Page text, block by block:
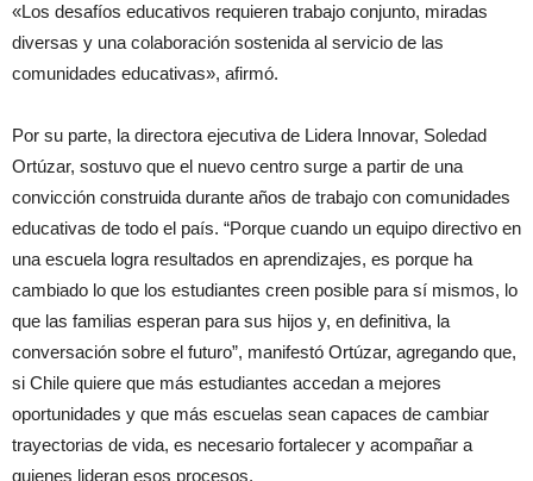
«Los desafíos educativos requieren trabajo conjunto, miradas
diversas y una colaboración sostenida al servicio de las
comunidades educativas», afirmó.
Por su parte, la directora ejecutiva de Lidera Innovar, Soledad
Ortúzar, sostuvo que el nuevo centro surge a partir de una
convicción construida durante años de trabajo con comunidades
educativas de todo el país. “Porque cuando un equipo directivo en
una escuela logra resultados en aprendizajes, es porque ha
cambiado lo que los estudiantes creen posible para sí mismos, lo
que las familias esperan para sus hijos y, en definitiva, la
conversación sobre el futuro”, manifestó Ortúzar, agregando que,
si Chile quiere que más estudiantes accedan a mejores
oportunidades y que más escuelas sean capaces de cambiar
trayectorias de vida, es necesario fortalecer y acompañar a
quienes lideran esos procesos.